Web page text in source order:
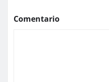
Comentario